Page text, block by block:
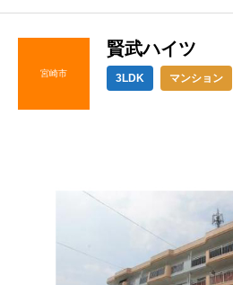
宮崎市
賢武ハイツ
3LDK マンション